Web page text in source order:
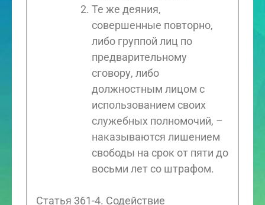
Те же деяния,
совершенные повторно,
либо группой лиц по
предварительному
сговору, либо
должностным лицом с
использованием своих
служебных полномочий, –
наказываются лишением
свободы на срок от пяти до
восьми лет со штрафом.
Статья 361-4. Содействие